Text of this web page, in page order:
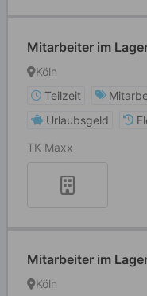
Mitarbeiter im
Köln
Teilzeit
Urlaubsgeld
TK Maxx
Mitarbeiter im
Köln